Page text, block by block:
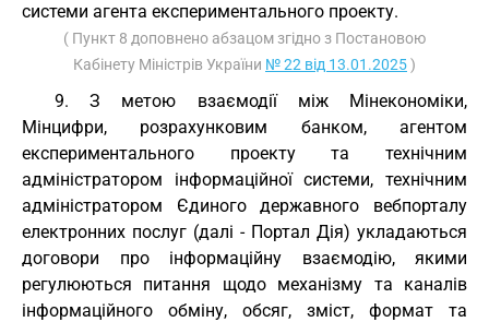
системи агента експериментального проекту.
( Пункт 8 доповнено абзацом згідно з Постановою
Кабінету Міністрів України № 22 від 13.01.2025)
9. З метою взаємодії між Мінекономіки,
Мінцифри, розрахунковим банком, агентом
експериментального проекту та технічним
адміністратором інформаційної системи, технічним
адміністратором Єдиного державного вебпорталу
електронних послуг (далі - Портал Дія) укладаються
договори про інформаційну взаємодію, якими
регулюються питання щодо механізму та каналів
інформаційного обміну, обсяг, зміст, формат та